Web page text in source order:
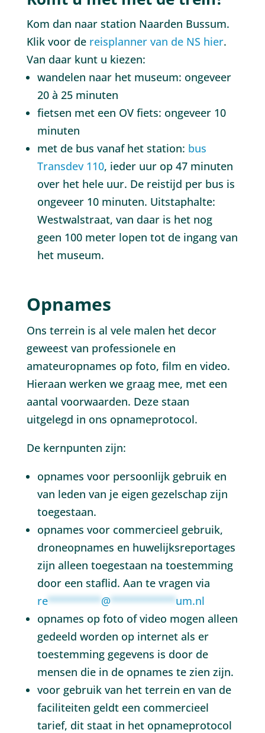
Kom dan naar station Naarden Bussum.
Klik voor de reisplanner van de NS hier.
Van daar kunt u kiezen:
wandelen naar het museum: ongeveer
20 à 25 minuten
fietsen met een OV fiets: ongeveer 10
minuten
met de bus vanaf het station: bus
Transdev 110, ieder uur op 47 minuten
over het hele uur. De reistijd per bus is
ongeveer 10 minuten. Uitstaphalte:
Westwalstraat, van daar is het nog
geen 100 meter lopen tot de ingang van
het museum.
Opnames
Ons terrein is al vele malen het decor
geweest van professionele en
amateuropnames op foto, film en video.
Hieraan werken we graag mee, met een
aantal voorwaarden. Deze staan
uitgelegd in ons opnameprotocol.
De kernpunten zijn:
opnames voor persoonlijk gebruik en
van leden van je eigen gezelschap zijn
toegestaan.
opnames voor commercieel gebruik,
droneopnames en huwelijksreportages
zijn alleen toegestaan na toestemming
door een staflid. Aan te vragen via
re*********@***********um.nl
opnames op foto of video mogen alleen
gedeeld worden op internet als er
toestemming gegevens is door de
mensen die in de opnames te zien zijn.
voor gebruik van het terrein en van de
faciliteiten geldt een commercieel
tarief, dit staat in het opnameprotocol